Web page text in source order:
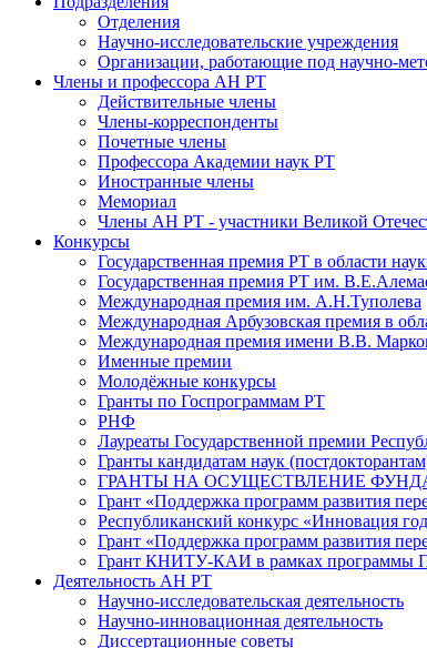
Отделения
Научно-исследовательские учреждения
Организации, работающие под научно-
Члены и профессора АН РТ
Действительные члены
Члены-корреспонденты
Почетные члены
Профессора Академии наук РТ
Иностранные члены
Мемориал
Члены АН РТ - участники Великой
Конкурсы
Государственная премия РТ в области
Государственная премия РТ им.
Международная премия им. А.Н.Туполева
Международная Арбузовская премия в
Международная премия имени В.В.
Именные премии
Молодёжные конкурсы
Гранты по Госпрограммам РТ
РНФ
Лауреаты Государственной премии
Гранты кандидатам наук
ГРАНТЫ НА ОСУЩЕСТВЛЕНИЕ
Грант «Поддержка программ развития
Республиканский конкурс «Инновация
Грант «Поддержка программ развития
Грант КНИТУ-КАИ в рамках программы
Деятельность АН РТ
Научно-исследовательская деятельность
Научно-инновационная деятельность
Диссертационные советы